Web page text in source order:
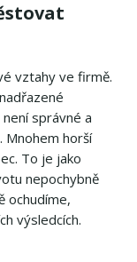
vztahy ve firmě.
správné a
Mnohem horší
To je jako
nepochybně
ochudíme,
výsledcích.